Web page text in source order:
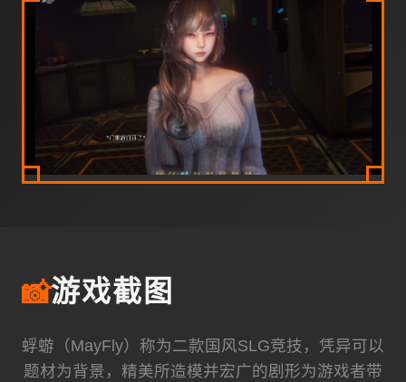
📸游戏截图
蜉蝣（MayFly）称为二款国风SLG竞技，凭异可以
题材为背景，精美所造模并宏广的剧形为游戏者带